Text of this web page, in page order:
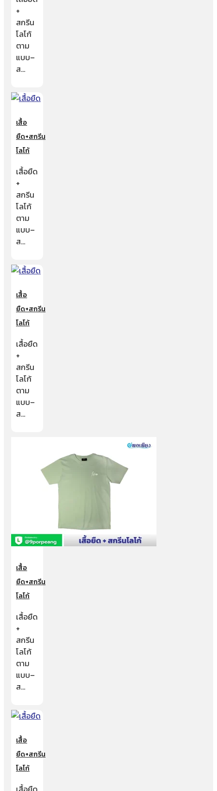
+
สกรีน
โลโก้
ตาม
แบบ–
ส…
เสื้อ
ยืด+สกรีน
โลโก้
เสื้อยืด
+
สกรีน
โลโก้
ตาม
แบบ–
ส…
เสื้อ
ยืด+สกรีน
โลโก้
เสื้อยืด
+
สกรีน
โลโก้
ตาม
แบบ–
ส…
เสื้อ
ยืด+สกรีน
โลโก้
เสื้อยืด
+
สกรีน
โลโก้
ตาม
แบบ–
ส…
เสื้อ
ยืด+สกรีน
โลโก้